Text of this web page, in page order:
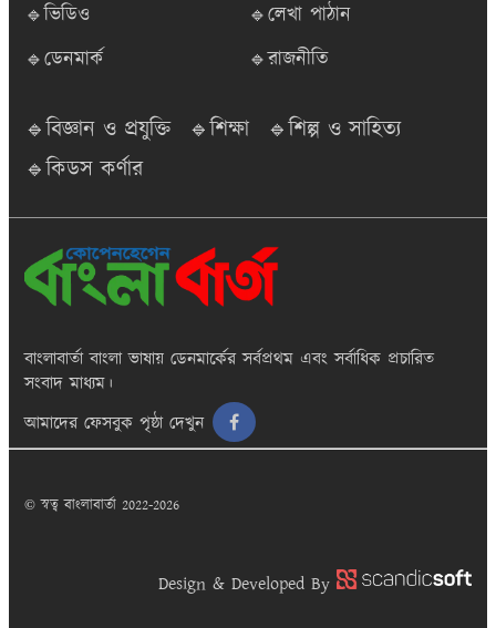
🔹ভিডিও
🔹লেখা পাঠান
🔹ডেনমার্ক
🔹রাজনীতি
🔹বিজ্ঞান ও প্রযুক্তি 🔹শিক্ষা
🔹শিল্প ও সাহিত্য
🔹কিডস কর্ণার
বাংলাবার্তা বাংলা ভাষায় ডেনমার্কের সর্বপ্রথম এবং সর্বাধিক প্রচারিত
সংবাদ মাধ্যম।
আমাদের ফেসবুক পৃষ্ঠা দেখুন
© স্বত্ব বাংলাবার্তা 2022-2026
Design & Developed By